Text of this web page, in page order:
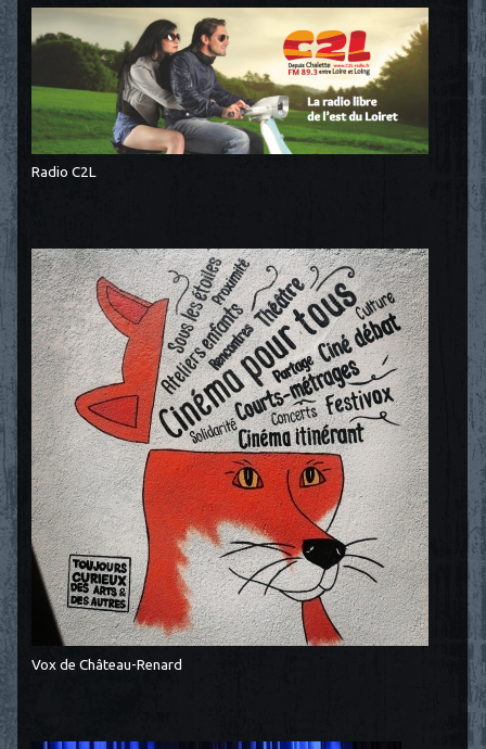
Radio C2L
Vox de Château-Renard